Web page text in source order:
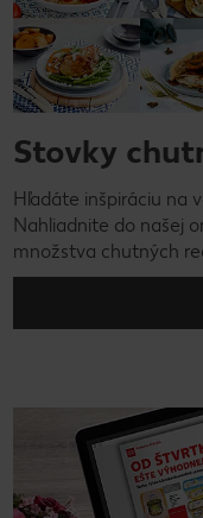
Stovky
Hľadáte inšpiráciu na
Nahliadnite do našej
množstva chutných